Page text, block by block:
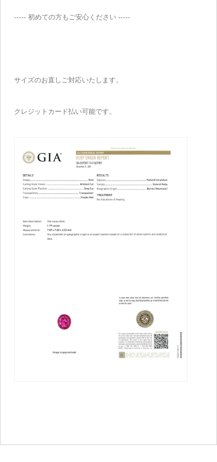
----- 初めての方もご安心ください -----
サイズのお直しご対応いたします。
クレジットカード払い可能です。